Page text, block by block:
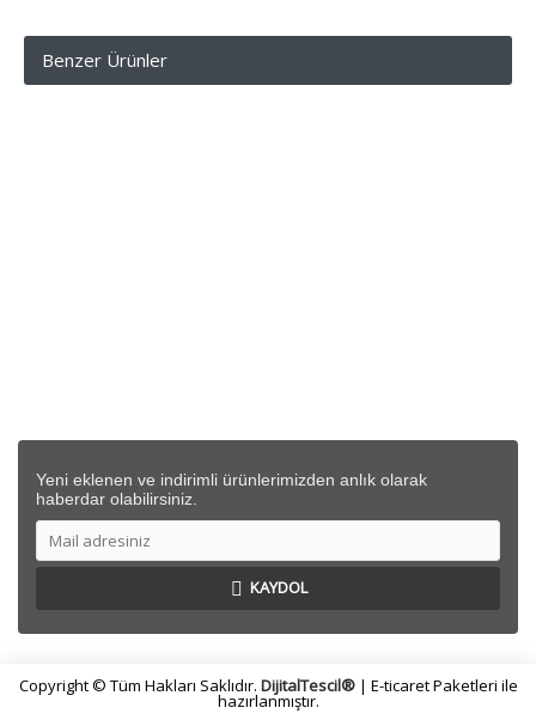
Benzer Ürünler
Yeni eklenen ve indirimli ürünlerimizden anlık olarak
haberdar olabilirsiniz.
KAYDOL
Copyright © Tüm Hakları Saklıdır. DijitalTescil®| E-ticaret Paketleri ile
hazırlanmıştır.